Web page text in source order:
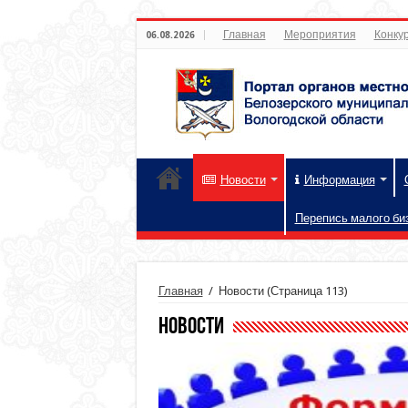
06.08.2026 Главная Мероприятия
Новости Информация
Перепись малого
Главная / Новости(Страница 113)
Новости